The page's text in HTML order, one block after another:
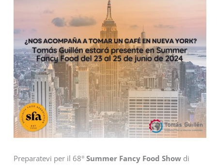
Preparatevi per il 68° Summer Fancy Food Show di